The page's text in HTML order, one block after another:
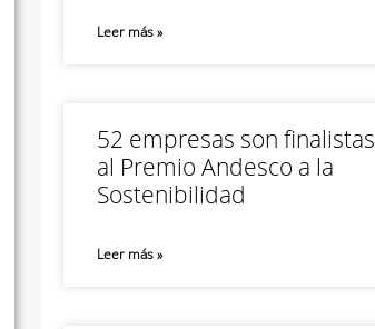
Leer más »
52 empresas son finalistas
al Premio Andesco a la
Sostenibilidad
Leer más »